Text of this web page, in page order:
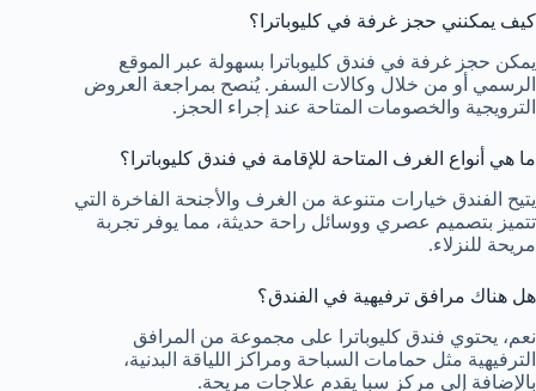
كيف يمكنني حجز غرفة في كليوباترا؟
يمكن حجز غرفة في فندق كليوباترا بسهولة عبر الموقع
الرسمي أو من خلال وكالات السفر. يُنصح بمراجعة العروض
الترويجية والخصومات المتاحة عند إجراء الحجز.
ما هي أنواع الغرف المتاحة للإقامة في فندق كليوباترا؟
يتيح الفندق خيارات متنوعة من الغرف والأجنحة الفاخرة التي
تتميز بتصميم عصري ووسائل راحة حديثة، مما يوفر تجربة
مريحة للنزلاء.
هل هناك مرافق ترفيهية في الفندق؟
نعم، يحتوي فندق كليوباترا على مجموعة من المرافق
الترفيهية مثل حمامات السباحة ومراكز اللياقة البدنية،
بالإضافة إلى مركز سبا يقدم علاجات مريحة.